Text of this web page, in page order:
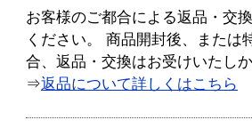
お客様のご都合による返品・交
ください。 商品開封後、または
合、返品・交換はお受けいたし
⇒返品について詳しくはこちら